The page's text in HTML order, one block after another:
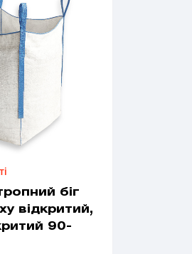
біг
відкритий,
90-